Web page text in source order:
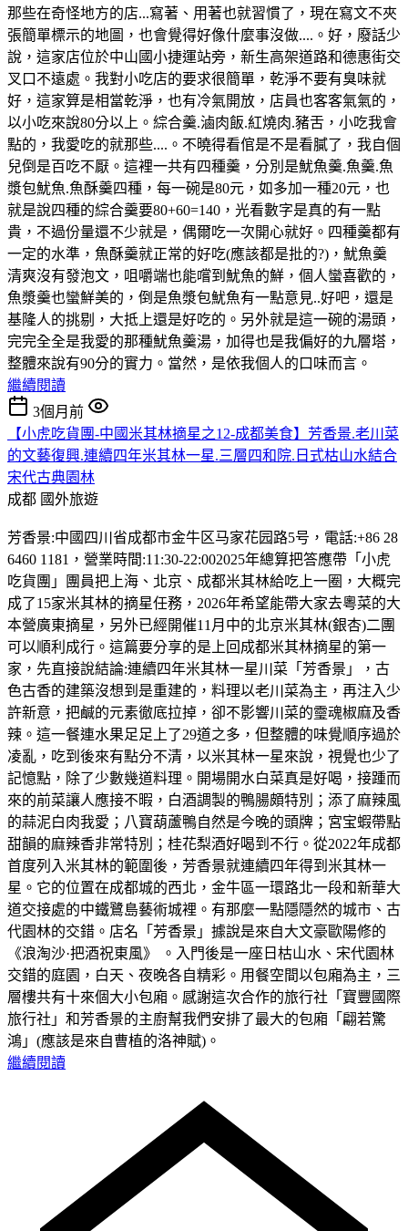
那些在奇怪地方的店...寫著、用著也就習慣了，現在寫文不夾
張簡單標示的地圖，也會覺得好像什麼事沒做....。好，廢話少
說，這家店位於中山國小捷運站旁，新生高架道路和德惠街交
叉口不遠處。我對小吃店的要求很簡單，乾淨不要有臭味就
好，這家算是相當乾淨，也有冷氣開放，店員也客客氣氣的，
以小吃來說80分以上。綜合羹.滷肉飯.紅燒肉.豬舌，小吃我會
點的，我愛吃的就那些....。不曉得看倌是不是看膩了，我自個
兒倒是百吃不厭。這裡一共有四種羹，分別是魷魚羹.魚羹.魚
漿包魷魚.魚酥羹四種，每一碗是80元，如多加一種20元，也
就是說四種的綜合羹要80+60=140，光看數字是真的有一點
貴，不過份量還不少就是，偶爾吃一次開心就好。四種羹都有
一定的水準，魚酥羹就正常的好吃(應該都是批的?)，魷魚羹
清爽沒有發泡文，咀嚼端也能嚐到魷魚的鮮，個人蠻喜歡的，
魚漿羹也蠻鮮美的，倒是魚漿包魷魚有一點意見..好吧，還是
基隆人的挑剔，大抵上還是好吃的。另外就是這一碗的湯頭，
完完全全是我愛的那種魷魚羹湯，加得也是我偏好的九層塔，
整體來說有90分的實力。當然，是依我個人的口味而言。
繼續閱讀
3個月前
【小虎吃貨團-中國米其林摘星之12-成都美食】芳香景.老川菜
的文藝復興.連續四年米其林一星.三層四和院.日式枯山水結合
宋代古典園林
成都 國外旅遊
芳香景:中國四川省成都市金牛区马家花园路5号，電話:+86 28
6460 1181，營業時間:11:30-22:002025年總算把答應帶「小虎
吃貨團」團員把上海、北京、成都米其林給吃上一圈，大概完
成了15家米其林的摘星任務，2026年希望能帶大家去粵菜的大
本營廣東摘星，另外已經開催11月中的北京米其林(銀杏)二團
可以順利成行。這篇要分享的是上回成都米其林摘星的第一
家，先直接說結論:連續四年米其林一星川菜「芳香景」，古
色古香的建築沒想到是重建的，料理以老川菜為主，再注入少
許新意，把鹹的元素徹底拉掉，卻不影響川菜的𩆜魂椒麻及香
辣。這一餐連水果足足上了29道之多，但整體的味覺順序過於
凌亂，吃到後來有點分不清，以米其林一星來說，視覺也少了
記憶點，除了少數幾道料理。開場開水白菜真是好喝，接踵而
來的前菜讓人應接不暇，白酒調製的鴨腸頗特別；添了麻辣風
的蒜泥白肉我愛；八寶葫蘆鴨自然是今晚的頭牌；宮宝蝦帶點
甜韻的麻辣香非常特別；桂花梨酒好喝到不行。從2022年成都
首度列入米其林的範圍後，芳香景就連續四年得到米其林一
星。它的位置在成都城的西北，金牛區一環路北一段和新華大
道交接處的中鐵鷺島藝術城裡。有那麼一點隱隱然的城市、古
代園林的交錯。店名「芳香景」據說是來自大文豪歐陽修的
《浪淘沙·把酒祝東風》 。入門後是一座日枯山水、宋代園林
交錯的庭園，白天、夜晚各自精彩。用餐空間以包廂為主，三
層樓共有十來個大小包廂。感謝這次合作的旅行社「寶豐國際
旅行社」和芳香景的主廚幫我們安排了最大的包廂「翩若驚
鴻」(應該是來自曹植的洛神賦)。
繼續閱讀